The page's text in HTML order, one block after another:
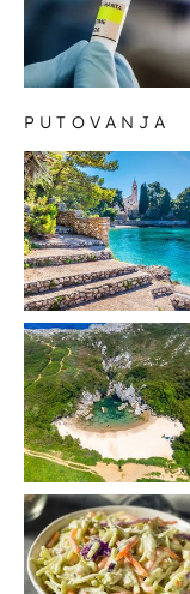
PUTOVANJA